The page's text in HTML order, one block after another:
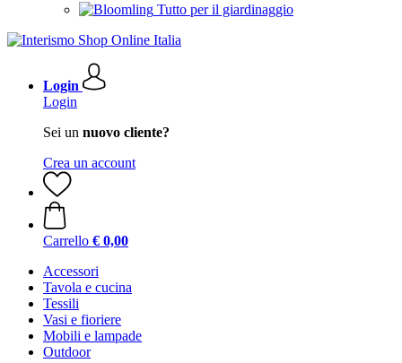
Tutto per il giardinaggio
Login
Login
Sei un nuovo cliente?
Crea un account
Carrello € 0,00
Accessori
Tavola e cucina
Tessili
Vasi e fioriere
Mobili e lampade
Outdoor